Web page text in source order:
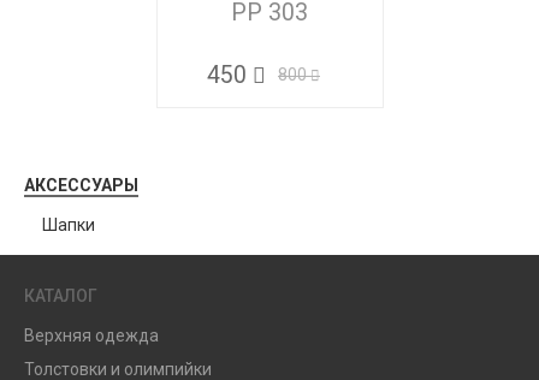
АКСЕССУАРЫ
Шапки
PP 303
450 800
КАТАЛОГ
Верхняя одежда
Толстовки и олимпийки